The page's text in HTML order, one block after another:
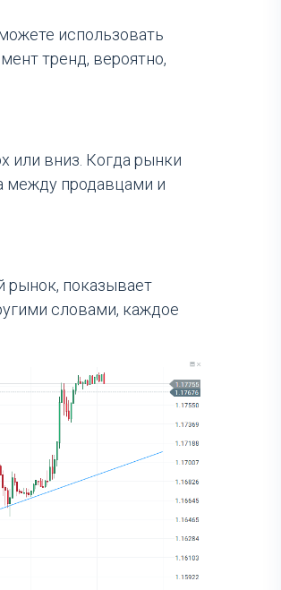
использовать
тренд, вероятно,
или вниз. Когда рынки
между продавцами и
рынок, показывает
словами, каждое